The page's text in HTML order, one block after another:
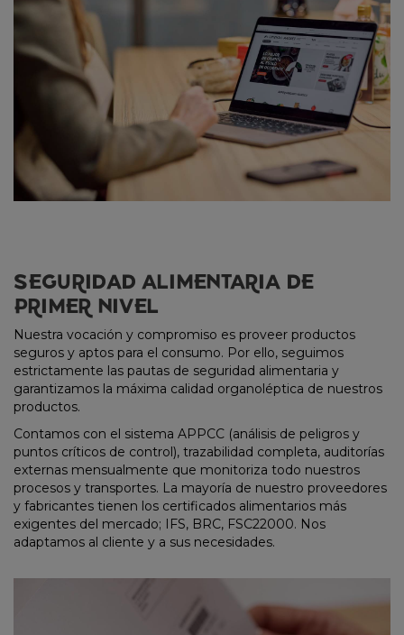
SEGURIDAD ALIMENTARIA DE
PRIMER NIVEL
Nuestra vocación y compromiso es proveer productos
seguros y aptos para el consumo. Por ello, seguimos
estrictamente las pautas de seguridad alimentaria y
garantizamos la máxima calidad organoléptica de nuestros
productos.
Contamos con el sistema APPCC (análisis de peligros y
puntos críticos de control), trazabilidad completa, auditorías
externas mensualmente que monitoriza todo nuestros
procesos y transportes. La mayoría de nuestro proveedores
y fabricantes tienen los certificados alimentarios más
exigentes del mercado; IFS, BRC, FSC22000. Nos
adaptamos al cliente y a sus necesidades.